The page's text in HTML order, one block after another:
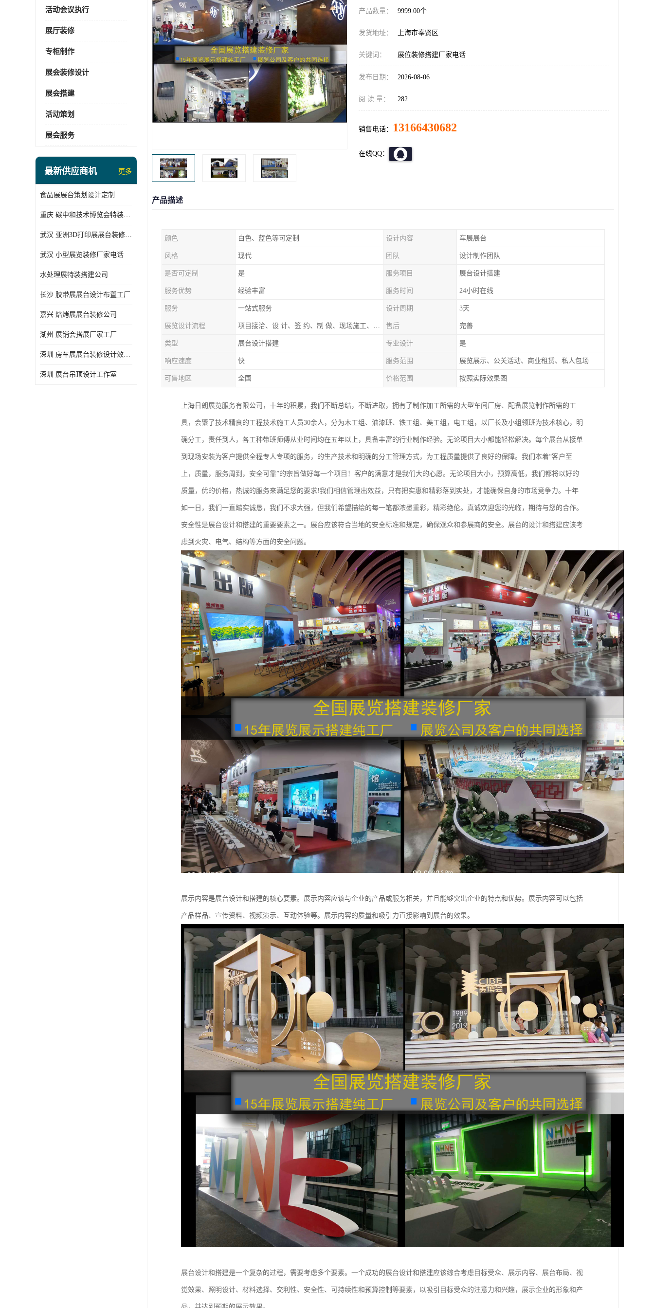
活动会议执行
展厅装修
专柜制作
展会装修设计
展会搭建
活动策划
展会服务
最新供应商机 更多
食品展展台策划设计定制
重庆 碳中和技术博览会特装展台搭建供应商
武汉 亚洲3D打印展展台装修定制
武汉 小型展览装修厂家电话
水处理展特装搭建公司
长沙 胶带展展台设计布置工厂
嘉兴 焙烤展展台装修公司
湖州 展销会搭展厂家工厂
深圳 房车展展台装修设计效果图
深圳 展台吊顶设计工作室
产品数量： 9999.00个
发货地址： 上海市奉贤区
关键词： 展位装修搭建厂家电话
发布日期： 2026-08-06
阅 读 量： 282
销售电话： 13166430682
在线QQ：
产品描述
颜色 白色、蓝色等可定制 设计内容 车展展台
风格 现代 团队 设计制作团队
是否可定制 是 服务项目 展台设计搭建
服务优势 经验丰富 服务时间 24小时在线
服务 一站式服务 设计周期 3天
展览设计流程 项目接洽、设 计、签 约、制 做、现场施工、展期服务、后续跟踪 售后 完善
类型 展台设计搭建 专业设计 是
响应速度 快 服务范围 展览展示、公关活动、商业租赁、私人包场
可售地区 全国 价格范围 按照实际效果图
上海日朗展览服务有限公司，十年的积累，我们不断总结，不断进取，拥有了制作加工所需的大型车间厂房、配备展览制作所需的工
具，会聚了技术精良的工程技术施工人员30余人，分为木工组、油漆班、铁工组、美工组，电工组，以厂长及小组领班为技术核心，明
确分工，责任到人，各工种带班师傅从业时间均在五年以上，具备丰富的行业制作经验。无论项目大小都能轻松解决。每个展台从接单
到现场安装为客户提供全程专人专项的服务，的生产技术和明确的分工管理方式，为工程质量提供了良好的保障。我们本着“客户至
上，质量，服务周到，安全可靠”的宗旨做好每一个项目！客户的满意才是我们大的心愿。无论项目大小，预算高低，我们都将以好的
质量，优的价格，热诚的服务来满足您的要求!我们相信管理出效益，只有把实惠和精彩落到实处，才能确保自身的市场竞争力。十年
如一日，我们一直踏实诚恳，我们不求大强，但我们希望描绘的每一笔都浓墨重彩，精彩绝伦。真诚欢迎您的光临，期待与您的合作。
安全性是展台设计和搭建的重要要素之一。展台应该符合当地的安全标准和规定，确保观众和参展商的安全。展台的设计和搭建应该考
虑到火灾、电气、结构等方面的安全问题。
展示内容是展台设计和搭建的核心要素。展示内容应该与企业的产品或服务相关，并且能够突出企业的特点和优势。展示内容可以包括
产品样品、宣传资料、视频演示、互动体验等。展示内容的质量和吸引力直接影响到展台的效果。
展台设计和搭建是一个复杂的过程，需要考虑多个要素。一个成功的展台设计和搭建应该综合考虑目标受众、展示内容、展台布局、视
觉效果、照明设计、材料选择、交利性、安全性、可持续性和预算控制等要素，以吸引目标受众的注意力和兴趣，展示企业的形象和产